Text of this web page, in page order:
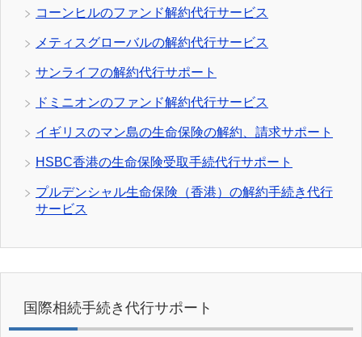
コーンヒルのファンド解約代行サービス
メティスグローバルの解約代行サービス
サンライフの解約代行サポート
ドミニオンのファンド解約代行サービス
イギリスのマン島の生命保険の解約、請求サポート
HSBC香港の生命保険受取手続代行サポート
プルデンシャル生命保険（香港）の解約手続き代行
サービス
国際相続手続き代行サポート